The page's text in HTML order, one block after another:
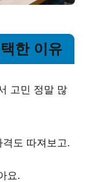
한 이유
고민 정말 많
도 따져보고.
요.